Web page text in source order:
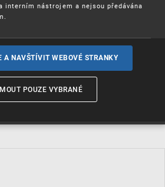
a zeměpisná
interním nástrojem a nejsou předávána
A NAVŠTÍVIT WEBOVÉ STRANKY
POUZE VYBRANÉ